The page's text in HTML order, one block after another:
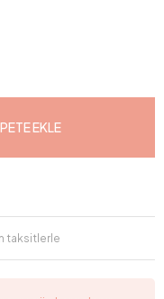
EKLE
taksitlerle